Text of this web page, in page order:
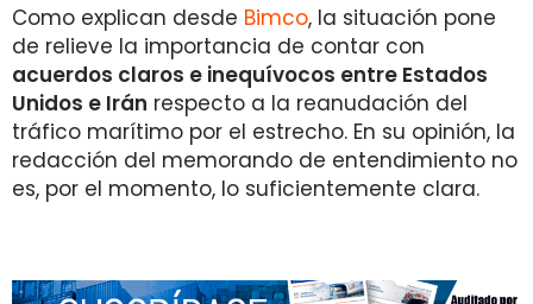
Como explican desde Bimco, la situación pone
de relieve la importancia de contar con
acuerdos claros e inequívocos entre Estados
Unidos e Irán respecto a la reanudación del
tráfico marítimo por el estrecho. En su opinión, la
redacción del memorando de entendimiento no
es, por el momento, lo suficientemente clara.